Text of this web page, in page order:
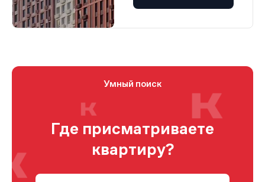
Умный поиск
Где присматриваете
квартиру?